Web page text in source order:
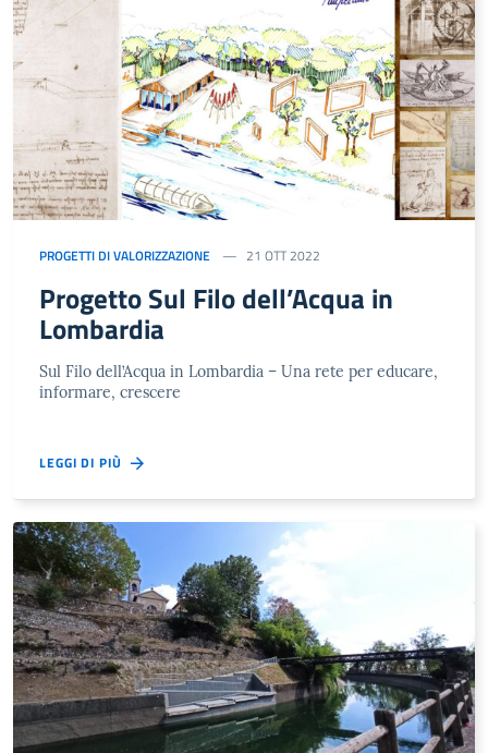
PROGETTI DI VALORIZZAZIONE 21 OTT 2022
Progetto Sul Filo dell’Acqua in
Lombardia
Sul Filo dell’Acqua in Lombardia – Una rete per educare,
informare, crescere
LEGGI DI PIÙ